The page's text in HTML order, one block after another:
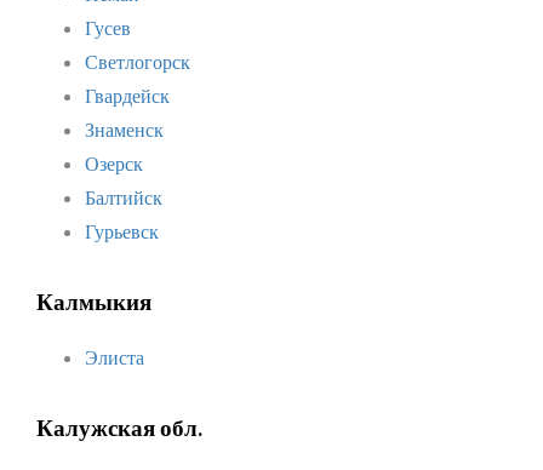
Гусев
Светлогорск
Гвардейск
Знаменск
Озерск
Балтийск
Гурьевск
Калмыкия
Элиста
Калужская обл.